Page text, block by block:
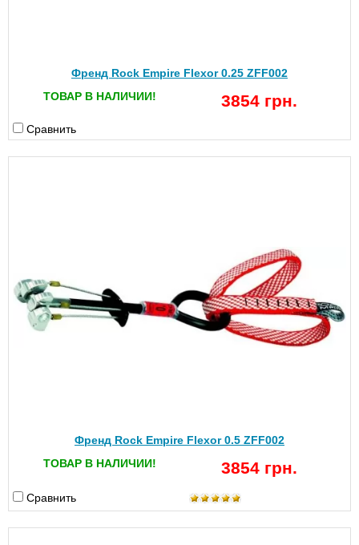
Френд Rock Empire Flexor 0.25 ZFF002
ТОВАР В НАЛИЧИИ!
3854 грн.
Сравнить
Френд Rock Empire Flexor 0.5 ZFF002
ТОВАР В НАЛИЧИИ!
3854 грн.
Сравнить